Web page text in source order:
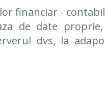
financiar -
de date
dvs, la